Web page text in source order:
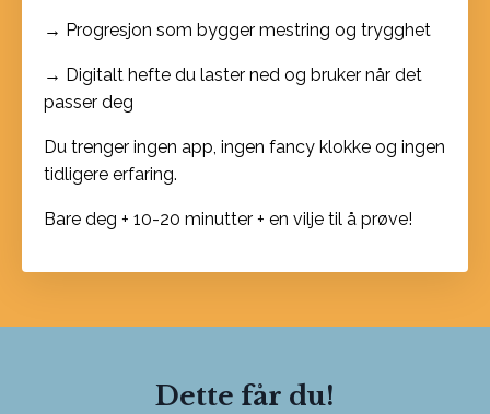
→ Progresjon som bygger mestring og trygghet
→ Digitalt hefte du laster ned og bruker når det
passer deg
Du trenger ingen app, ingen fancy klokke og ingen
tidligere erfaring.
Bare deg + 10-20 minutter + en vilje til å prøve!
Dette får du!